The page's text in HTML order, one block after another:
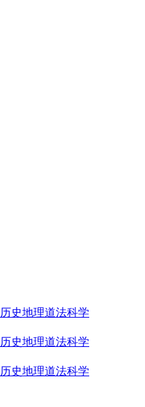
历史地理道法科学
历史地理道法科学
历史地理道法科学